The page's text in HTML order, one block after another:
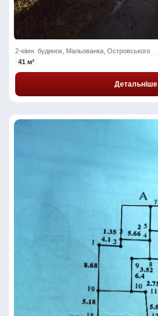
2-кімн. будинок, Мальованка, Островського
41 м²
Детальніше